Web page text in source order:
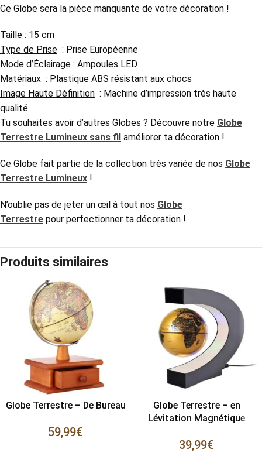
Ce Globe sera la pièce manquante de votre décoration !
Taille : 15 cm
Type de Prise : Prise Européenne
Mode d’Éclairage : Ampoules LED
Matériaux : Plastique ABS résistant aux chocs
Image Haute Définition : Machine d’impression très haute
qualité
Tu souhaites avoir d’autres Globes ? Découvre notre Globe
Terrestre Lumineux sans fil améliorer ta décoration !
Ce Globe fait partie de la collection très variée de nos Globe
Terrestre Lumineux !
N’oublie pas de jeter un œil à tout nos Globe
Terrestre pour perfectionner ta décoration !
Produits similaires
Globe Terrestre – De Bureau
59,99€
Globe Terrestre – en
Lévitation Magnétique
39,99€